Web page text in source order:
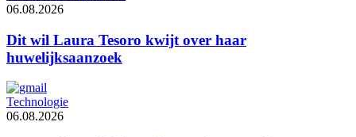
06.08.2026
Dit wil Laura Tesoro kwijt over haar
huwelijksaanzoek
Technologie
06.08.2026